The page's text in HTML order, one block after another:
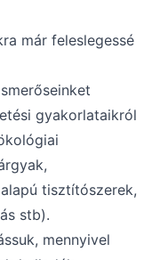
már feleslegessé
gyakorlataikról
tisztítószerek,
stb).
mennyivel